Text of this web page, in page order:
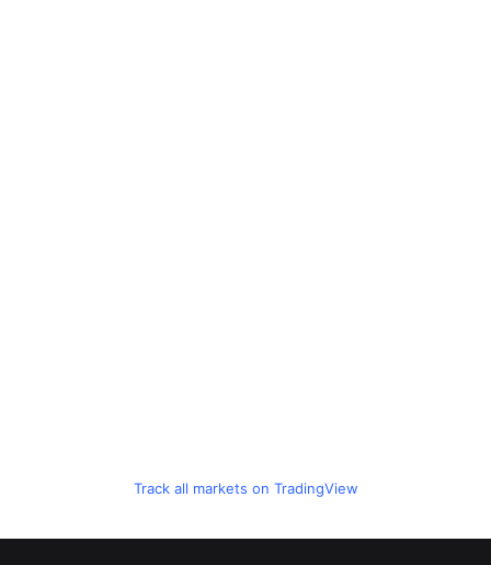
Track all markets on TradingView